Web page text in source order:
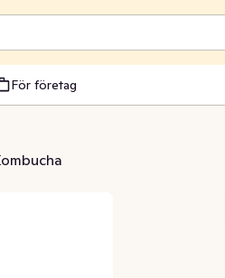
För företag